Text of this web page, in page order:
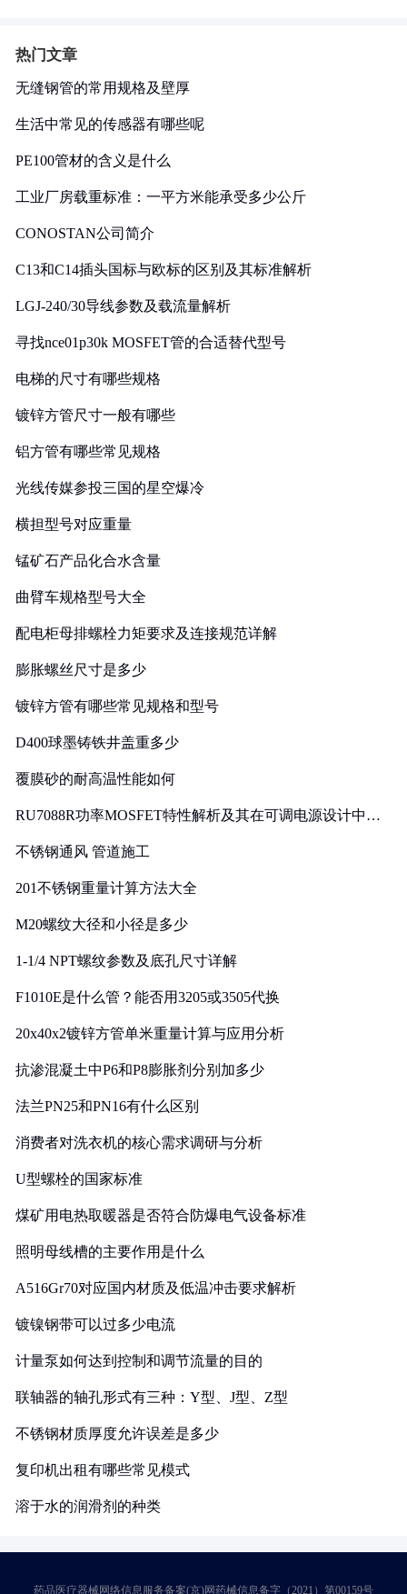
热门文章
无缝钢管的常用规格及壁厚
生活中常见的传感器有哪些呢
PE100管材的含义是什么
工业厂房载重标准：一平方米能承受多少公斤
CONOSTAN公司简介
C13和C14插头国标与欧标的区别及其标准解析
LGJ-240/30导线参数及载流量解析
寻找nce01p30k MOSFET管的合适替代型号
电梯的尺寸有哪些规格
镀锌方管尺寸一般有哪些
铝方管有哪些常见规格
光线传媒参投三国的星空爆冷
横担型号对应重量
锰矿石产品化合水含量
曲臂车规格型号大全
配电柜母排螺栓力矩要求及连接规范详解
膨胀螺丝尺寸是多少
镀锌方管有哪些常见规格和型号
D400球墨铸铁井盖重多少
覆膜砂的耐高温性能如何
RU7088R功率MOSFET特性解析及其在可调电源设计中的
不锈钢通风 管道施工
201不锈钢重量计算方法大全
M20螺纹大径和小径是多少
1-1/4 NPT螺纹参数及底孔尺寸详解
F1010E是什么管？能否用3205或3505代换
20x40x2镀锌方管单米重量计算与应用分析
抗渗混凝土中P6和P8膨胀剂分别加多少
法兰PN25和PN16有什么区别
消费者对洗衣机的核心需求调研与分析
U型螺栓的国家标准
煤矿用电热取暖器是否符合防爆电气设备标准
照明母线槽的主要作用是什么
A516Gr70对应国内材质及低温冲击要求解析
镀镍钢带可以过多少电流
计量泵如何达到控制和调节流量的目的
联轴器的轴孔形式有三种：Y型、J型、Z型
不锈钢材质厚度允许误差是多少
复印机出租有哪些常见模式
溶于水的润滑剂的种类
药品医疗器械网络信息服务备案(京)网药械信息备字（2021）第00159号